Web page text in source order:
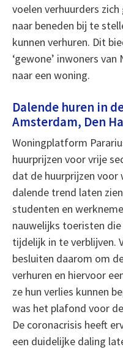
voelen verhuurders
naar beneden bij te
kunnen verhuren. Dit
‘gewone’ inwoners
naar een woning.
Dalende huren in
Amsterdam, Den
Woningplatform
huurprijzen voor vrije
dat de huurprijzen
dalende trend laten
studenten en
nauwelijks toeristen
tijdelijk in te verblijven.
besluiten daarom om
verhuren en hiervoor
ze hun verlies kunnen
was het plafond voor
De coronacrisis heeft
een duidelijke daling